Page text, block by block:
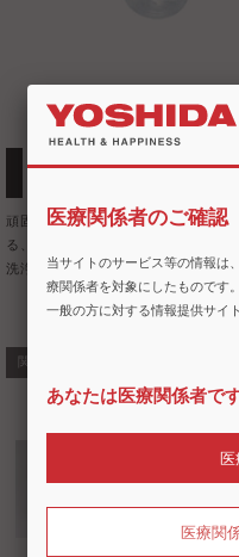
浸透性・分散性・剥離性に優れた超音波洗浄器用
頑固な汚れやオイルの付着などを
る、超音波洗浄器用の洗浄剤です。
洗浄後の水洗いも容易です。
関連商品・類似商品
医療関係者のご確認
当サイトのサービス等の情報は
療関係者を対象にしたものです。
一般の方に対する情報提供サイ
あなたは医療関係者で
医
医療関